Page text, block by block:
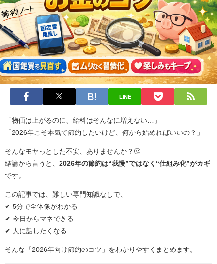
LINE
「物価は上がるのに、給料はそんなに増えない…」
「2026年こそ本気で節約したいけど、何から始めればいいの？」
そんなモヤっとした不安、ありませんか？🤔
結論から言うと、 2026年の節約は“我慢”ではなく“仕組み化”がカギ
です。
この記事では、難しい専門知識なしで、
✔ 5分で全体像がわかる
✔ 今日からマネできる
✔ 人に話したくなる
そんな「2026年向け節約のコツ」をわかりやすくまとめます。